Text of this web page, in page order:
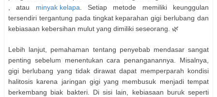
, atau minyak kelapa . Setiap metode memiliki keunggulan
tersendiri tergantung pada tingkat keparahan gigi berlubang dan
kebiasaan kebersihan mulut yang dimiliki seseorang. 🌿
Lebih lanjut, pemahaman tentang penyebab mendasar sangat
penting sebelum menentukan cara penanganannya. Misalnya,
gigi berlubang yang tidak dirawat dapat memperparah kondisi
halitosis karena jaringan gigi yang membusuk menjadi tempat
berkembang biak bakteri. Di sisi lain, kebiasaan buruk seperti